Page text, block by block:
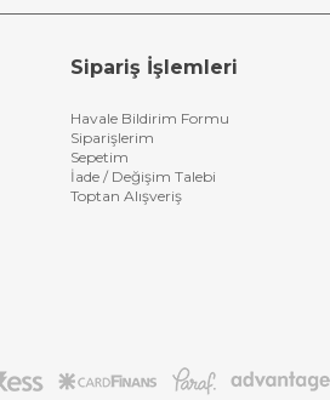
Sipariş İşlemleri
Havale Bildirim Formu
Siparişlerim
Sepetim
İade / Değişim Talebi
Toptan Alışveriş